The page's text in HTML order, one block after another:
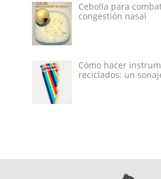
Cebolla para
congestión nasal
Cómo hacer
reciclados: un